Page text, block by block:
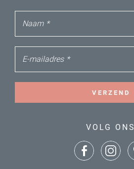
Naam *
E-mailadres *
VERZEND
VOLG ONS